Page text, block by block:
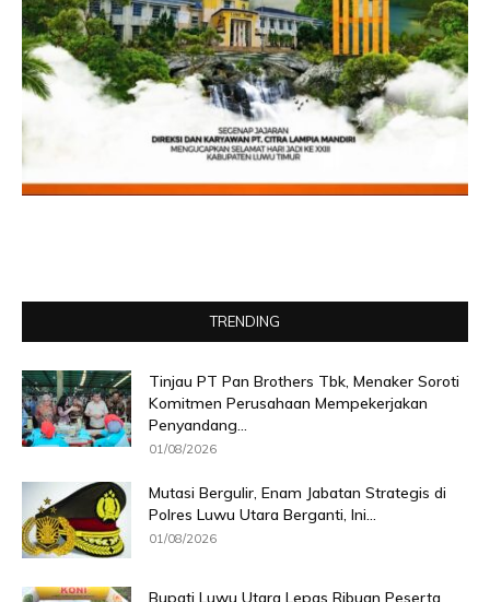
TRENDING
Tinjau PT Pan Brothers Tbk, Menaker Soroti
Komitmen Perusahaan Mempekerjakan
Penyandang...
01/08/2026
Mutasi Bergulir, Enam Jabatan Strategis di
Polres Luwu Utara Berganti, Ini...
01/08/2026
Bupati Luwu Utara Lepas Ribuan Peserta